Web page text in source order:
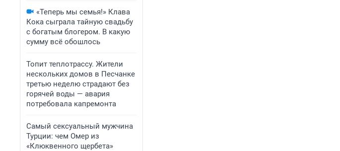
«Теперь мы семья!» Клава
Кока сыграла тайную свадьбу
с богатым блогером. В какую
сумму всё обошлось
Топит теплотрассу. Жители
нескольких домов в Песчанке
третью неделю страдают без
горячей воды — авария
потребовала капремонта
Самый сексуальный мужчина
Турции: чем Омер из
«Клюквенного щербета»